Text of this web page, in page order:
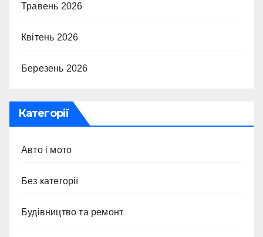
Травень 2026
Квітень 2026
Березень 2026
Категорії
Авто і мото
Без категорії
Будівництво та ремонт